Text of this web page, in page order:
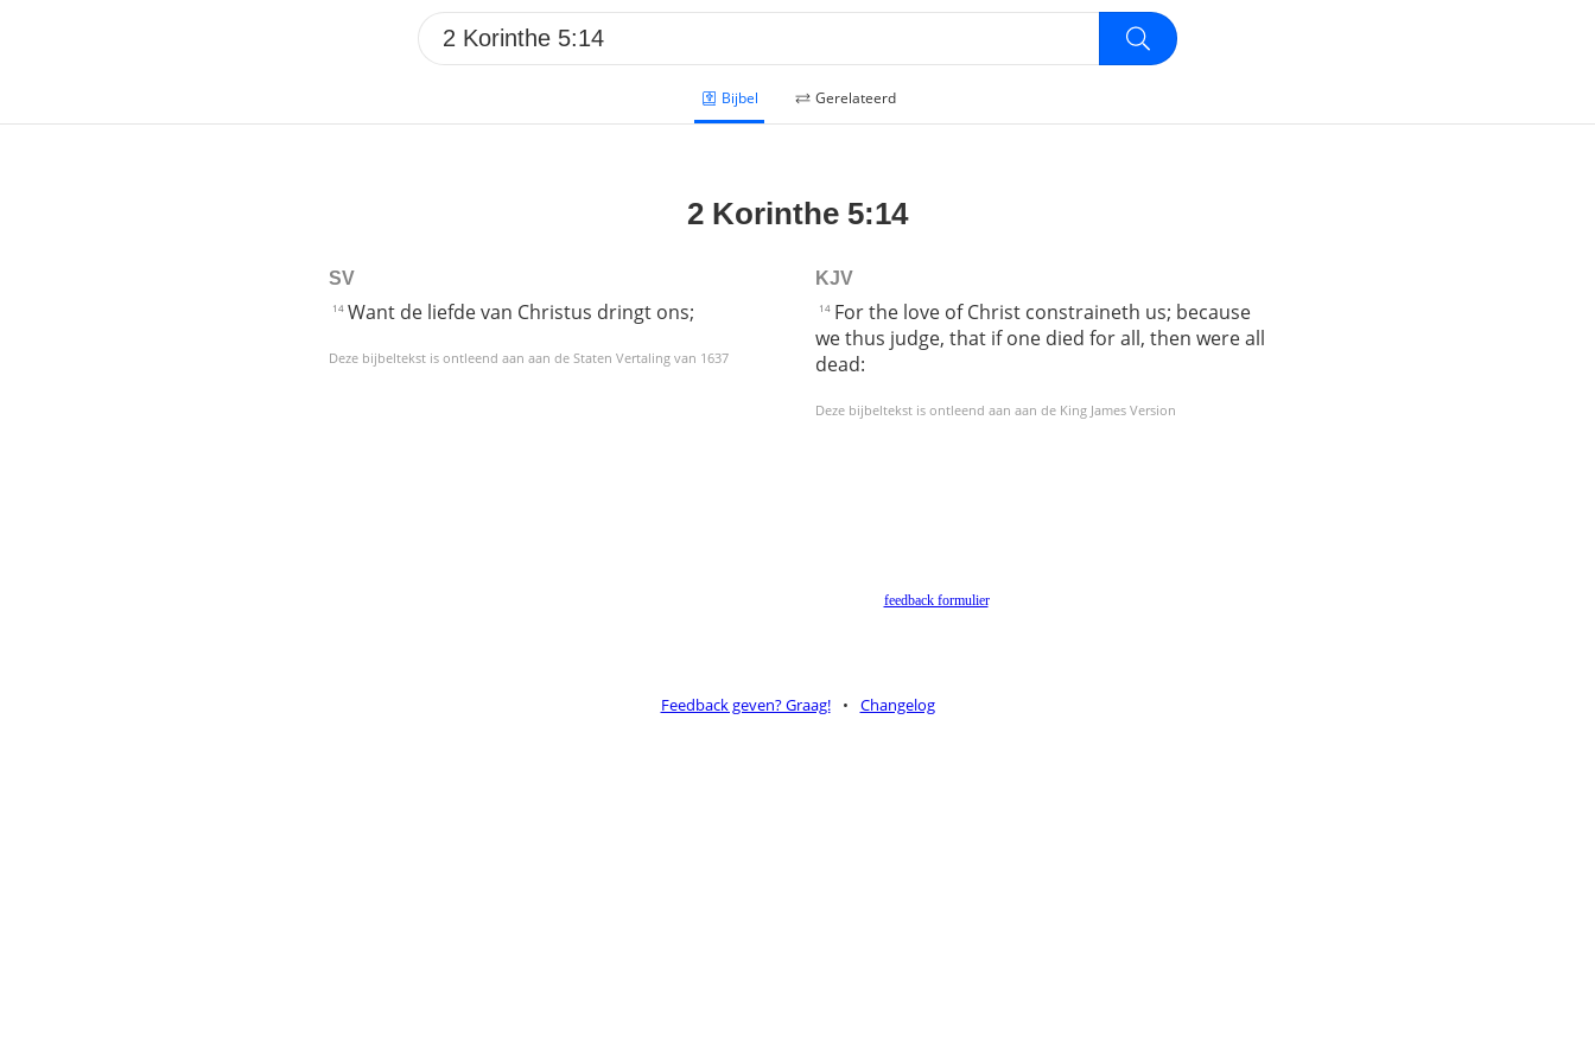
Bijbel Gerelateerd
2 Korinthe 5:14
SV
14 Want de liefde van Christus dringt ons;
Deze bijbeltekst is ontleend aan aan de Staten Vertaling van 1637
KJV
14 For the love of Christ constraineth us; because
we thus judge, that if one died for all, then were all
dead:
Deze bijbeltekst is ontleend aan aan de King James Version
feedback formulier.
Feedback geven? Graag! • Changelog